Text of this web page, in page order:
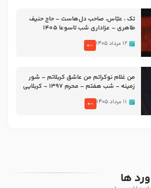
تک ، عبّاس، صاحب دل‌هاست – حاج حنیف
طاهری – عزاداری شب تاسوعا 1405
۱۲ مرداد ۱۴۰۵
من غلام نوکراتم من عاشق کربلاتم – شور
زمینه – شب هفتم – محرم 1397 – کربلایی
۱۱ مرداد ۱۴۰۵
ها